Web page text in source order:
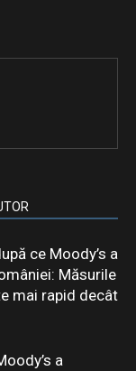
ce Moody’s a
Măsurile
mai rapid decât
a